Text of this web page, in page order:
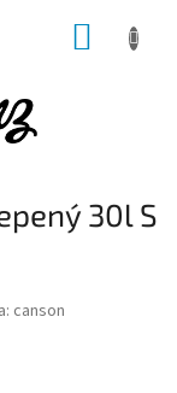
30l S
canson